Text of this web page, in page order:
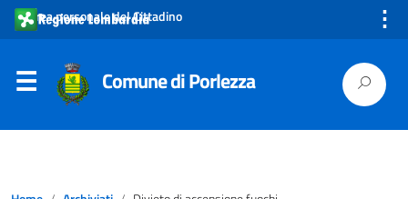
Area personale del Cittadino ⋮
Comune di Porlezza